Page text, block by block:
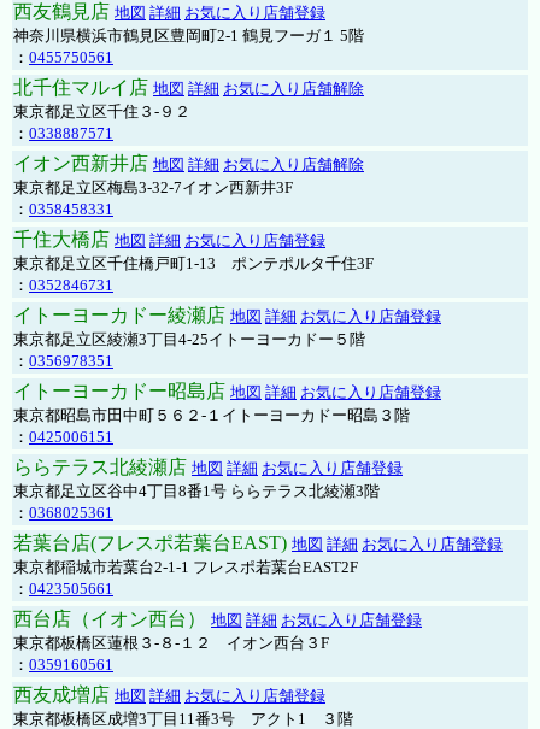
西友鶴見店 地図 詳細 お気に入り店舗登録
神奈川県横浜市鶴見区豊岡町2-1 鶴見フーガ１ 5階
： 0455750561
北千住マルイ店 地図 詳細 お気に入り店舗解除
東京都足立区千住３-９２
： 0338887571
イオン西新井店 地図 詳細 お気に入り店舗解除
東京都足立区梅島3-32-7イオン西新井3F
： 0358458331
千住大橋店 地図 詳細 お気に入り店舗登録
東京都足立区千住橋戸町1-13 ポンテポルタ千住3F
： 0352846731
イトーヨーカドー綾瀬店 地図 詳細 お気に入り店舗登録
東京都足立区綾瀬3丁目4-25イトーヨーカドー５階
： 0356978351
イトーヨーカドー昭島店 地図 詳細 お気に入り店舗登録
東京都昭島市田中町５６２-１イトーヨーカドー昭島３階
： 0425006151
ららテラス北綾瀬店 地図 詳細 お気に入り店舗登録
東京都足立区谷中4丁目8番1号 ららテラス北綾瀬3階
： 0368025361
若葉台店(フレスポ若葉台EAST) 地図 詳細 お気に入り店舗登録
東京都稲城市若葉台2-1-1 フレスポ若葉台EAST2F
： 0423505661
西台店（イオン西台） 地図 詳細 お気に入り店舗登録
東京都板橋区蓮根３-８-１２ イオン西台３F
： 0359160561
西友成増店 地図 詳細 お気に入り店舗登録
東京都板橋区成増3丁目11番3号 アクト1 ３階